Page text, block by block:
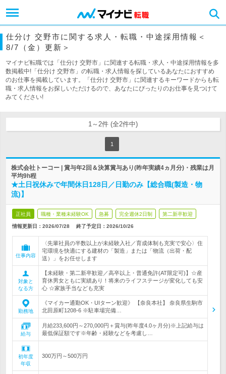
仕分け 交野市に関する求人・転職・中途採用情報＜
8/7（金）更新＞
マイナビ転職では「仕分け 交野市」に関連する転職・求人・中途採用情報を多
数掲載中!「仕分け 交野市」の転職・求人情報を探しているあなたにおすすめ
のお仕事を掲載しています。「仕分け 交野市」に関連するキーワードからも転
職・求人情報をお探しいただけるので、あなたにぴったりのお仕事を見つけて
みてください!
1～2件 (全2件中)
1
株式会社トーコー | 賞与年2回＆決算賞与あり(昨年実績4ヵ月分)・残業は月
平均9h程
★土日祝休みで年間休日128日／日勤のみ【総合職(製造・物
流)】
正社員 職種・業種未経験OK 急募 完全週休2日制 第二新卒歓迎
情報更新日：2026/07/28 終了予定日： 2026/10/26
仕事内容
〈先輩社員の半数以上が未経験入社／育成体制も充実で安心〉住
宅環境を快適にする建材の「製造」または「物流（出荷・配
送）」をお任せします
対象と
なる方
【未経験・第二新卒歓迎／高卒以上・普通免許(AT限定可)】☆産
育休男女ともに実績あり！将来のライフステージが変化しても安
心 ☆家族手当なども充実
勤務地
《マイカー通勤OK・UIターン歓迎》 【奈良本社】 奈良県生駒市
北田原町1208-6 ※駐車場完備…
給与
月給233,600円～270,000円＋賞与(昨年度4.0ヶ月分)※上記給与は
最低保証額です※年齢・経験などを考慮し…
初年度
年収
300万円～500万円